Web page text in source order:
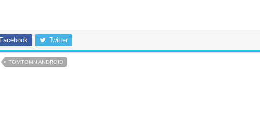
Facebook Twitter
TOMTOMN ANDROID